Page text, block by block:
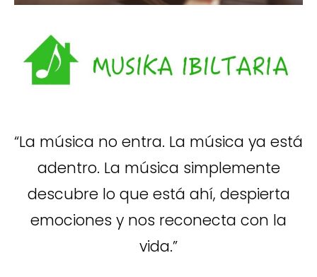
“La música no entra. La música ya está
adentro. La música simplemente
descubre lo que está ahí, despierta
emociones y nos reconecta con la
vida.”